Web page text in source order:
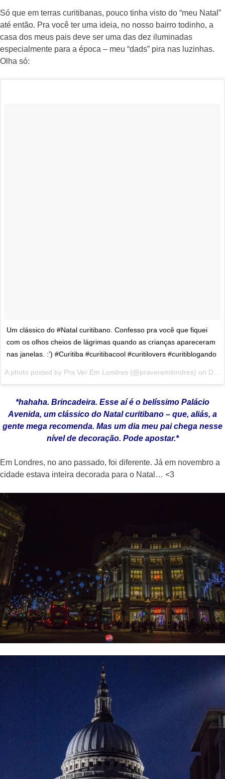
Só que em terras curitibanas, pouco tinha visto do “meu Natal”
até então. Pra você ter uma ideia, no nosso bairro todinho, a
casa dos meus pais deve ser uma das dez iluminadas
especialmente para a época – meu “dads” pira nas luzinhas.
Olha só:
Um clássico do #Natal curitibano. Confesso pra você que fiquei
com os olhos cheios de lágrimas quando as crianças apareceram
nas janelas. :’) #Curitiba #curitibacool #curitilovers #curitiblogando
A photo posted by Pra Ver Em Londres (@praveremlondres) on Dec 12, 2014 at 3:19pm PST
*hahaha. Brincadeira. Esse aí é o belíssimo Palácio
Avenida, um clássico do Natal curitibano – que, aliás, a
gente mega recomenda. Mas um dia meu pai chega nesse
nível de decoração. Pode apostar.*
Em Londres, no ano passado, foi diferente. Já em novembro a
cidade estava inteira decorada para o Natal… <3